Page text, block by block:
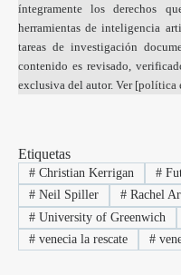
íntegramente los derechos
herramientas de inteligencia
tareas de investigación
contenido es revisado,
exclusiva del autor. Ver [política
Etiquetas
#Christian Kerrigan #
#Neil Spiller #Rachel
#University of Greenwich
#venecia la rescate #